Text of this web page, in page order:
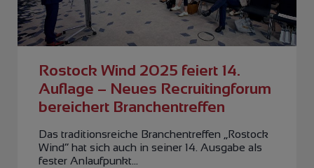
Rostock Wind 2025 feiert 14.
Auflage – Neues Recruitingforum
bereichert Branchentreffen
Das traditionsreiche Branchentreffen „Rostock
Wind“ hat sich auch in seiner 14. Ausgabe als
fester Anlaufpunkt…